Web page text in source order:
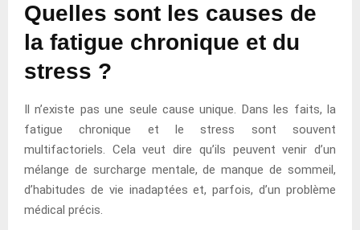
Quelles sont les causes de
la fatigue chronique et du
stress ?
Il n’existe pas une seule cause unique. Dans les faits, la
fatigue chronique et le stress sont souvent
multifactoriels. Cela veut dire qu’ils peuvent venir d’un
mélange de surcharge mentale, de manque de sommeil,
d’habitudes de vie inadaptées et, parfois, d’un problème
médical précis.